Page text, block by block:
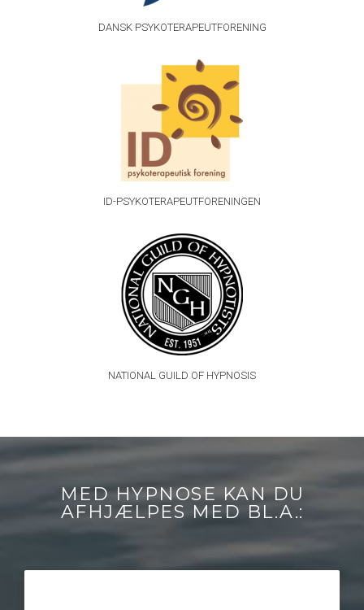
DANSK PSYKOTERAPEUTFORENING
ID-PSYKOTERAPEUTFORENINGEN
NATIONAL GUILD OF HYPNOSIS
MED HYPNOSE KAN DU
AFHJÆLPES MED BL.A.: